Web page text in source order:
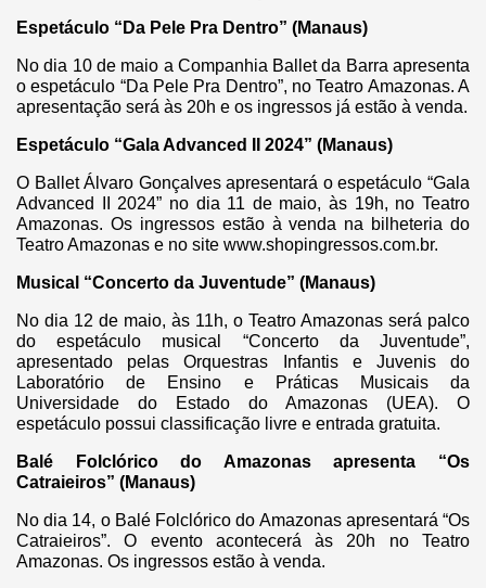
Espetáculo “Da Pele Pra Dentro” (Manaus)
No dia 10 de maio a Companhia Ballet da Barra apresenta
o espetáculo “Da Pele Pra Dentro”, no Teatro Amazonas. A
apresentação será às 20h e os ingressos já estão à venda.
Espetáculo “Gala Advanced II 2024” (Manaus)
O Ballet Álvaro Gonçalves apresentará o espetáculo “Gala
Advanced II 2024” no dia 11 de maio, às 19h, no Teatro
Amazonas. Os ingressos estão à venda na bilheteria do
Teatro Amazonas e no site www.shopingressos.com.br.
Musical “Concerto da Juventude” (Manaus)
No dia 12 de maio, às 11h, o Teatro Amazonas será palco
do espetáculo musical “Concerto da Juventude”,
apresentado pelas Orquestras Infantis e Juvenis do
Laboratório de Ensino e Práticas Musicais da
Universidade do Estado do Amazonas (UEA). O
espetáculo possui classificação livre e entrada gratuita.
Balé Folclórico do Amazonas apresenta “Os
Catraieiros” (Manaus)
No dia 14, o Balé Folclórico do Amazonas apresentará “Os
Catraieiros”. O evento acontecerá às 20h no Teatro
Amazonas. Os ingressos estão à venda.